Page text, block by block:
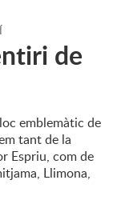
de
emblemàtic de
tant de la
Espriu, com de
Llimona,